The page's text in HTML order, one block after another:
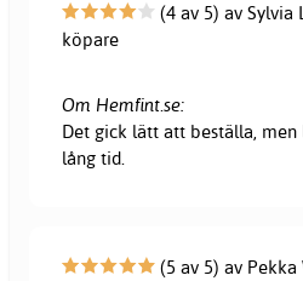
(4 av 5) av Sylvia
köpare
Om Hemfint.se:
Det gick lätt att beställa,
lång tid.
(5 av 5) av Pekka